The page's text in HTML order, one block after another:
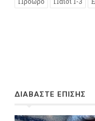
ΔΙΑΒΑΣΤΕ ΕΠΙΣΗΣ